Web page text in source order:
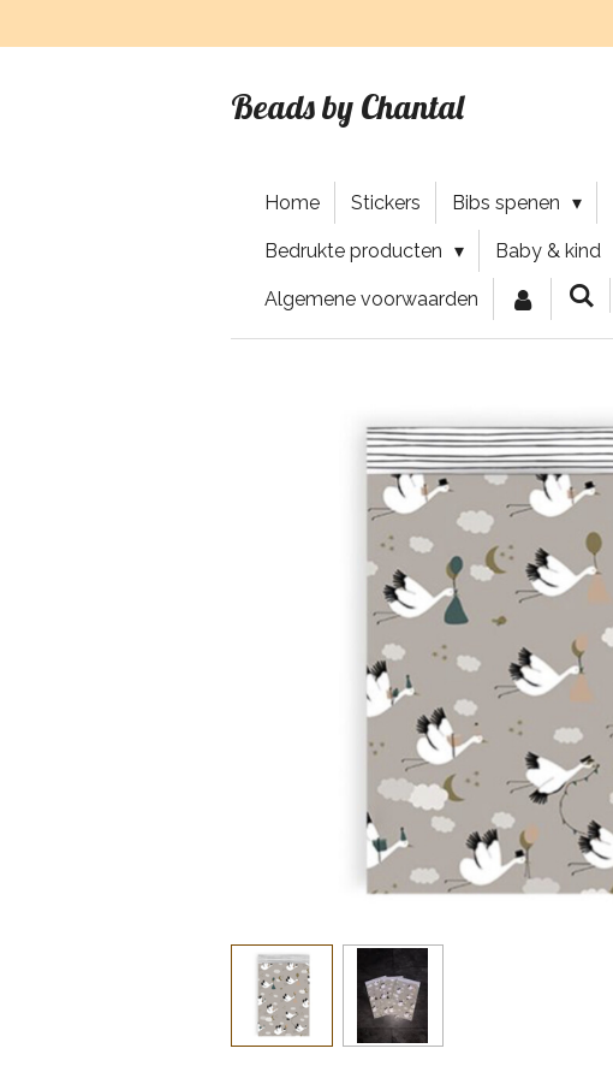
direct
Beads by Chantal
Home Stickers Bibs spenen
Bedrukte producten Baby & kind
Algemene voorwaarden